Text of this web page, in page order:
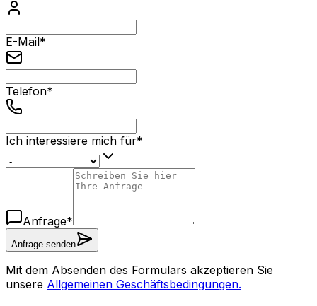
E-Mail*
Telefon*
Ich interessiere mich für*
Anfrage*
Anfrage senden
Mit dem Absenden des Formulars akzeptieren Sie
unsere Allgemeinen Geschäftsbedingungen.